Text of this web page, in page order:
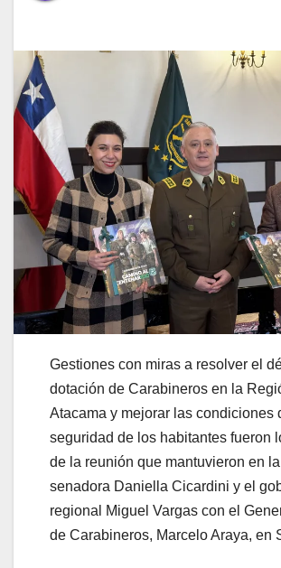
Gestiones con miras a resolver el
dotación de Carabineros en la
Atacama y mejorar las condiciones
seguridad de los habitantes fueron
de la reunión que mantuvieron en
senadora Daniella Cicardini y el
regional Miguel Vargas con el
de Carabineros, Marcelo Araya, en